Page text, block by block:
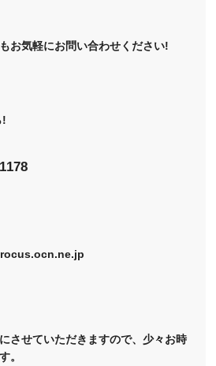
お気軽にお問い合わせください!
!
させていただきますので、少々お時
。